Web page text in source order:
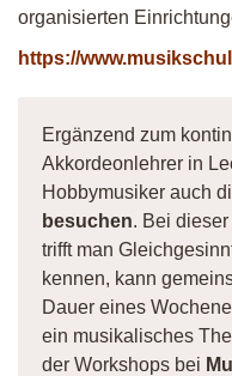
organisierten
https://
Ergänzend zum
Akkordeonlehrer in
Hobbymusiker auch
besuchen. Bei
trifft man
kennen, kann
Dauer eines
ein musikalisches
der Workshops bei